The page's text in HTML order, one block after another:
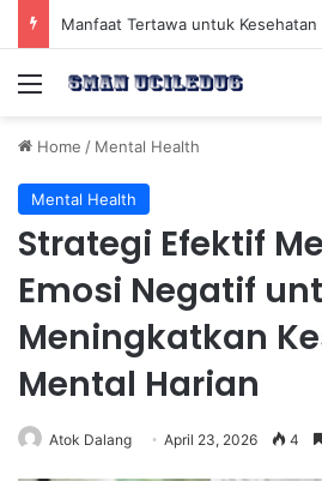
Menu
Home / Mental Health
Mental Health
Strategi Efektif
Emosi Negatif
Meningkatkan
Mental Harian
Atok Dalang April 23, 2026 4